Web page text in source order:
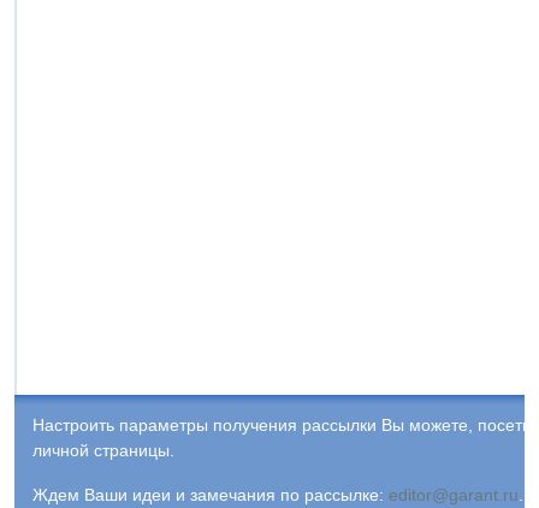
Настроить параметры получения рассылки Вы можете,
личной страницы.
Ждем Ваши идеи и замечания по рассылке: editor@garant.ru